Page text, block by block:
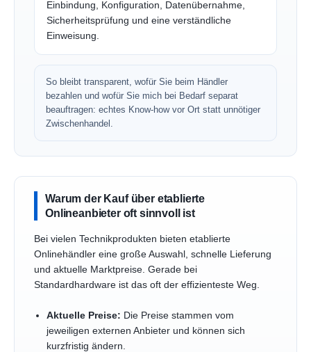
Einbindung, Konfiguration, Datenübernahme,
Sicherheitsprüfung und eine verständliche
Einweisung.
So bleibt transparent, wofür Sie beim Händler
bezahlen und wofür Sie mich bei Bedarf separat
beauftragen: echtes Know-how vor Ort statt unnötiger
Zwischenhandel.
Warum der Kauf über etablierte
Onlineanbieter oft sinnvoll ist
Bei vielen Technikprodukten bieten etablierte
Onlinehändler eine große Auswahl, schnelle Lieferung
und aktuelle Marktpreise. Gerade bei
Standardhardware ist das oft der effizienteste Weg.
Aktuelle Preise: Die Preise stammen vom
jeweiligen externen Anbieter und können sich
kurzfristig ändern.